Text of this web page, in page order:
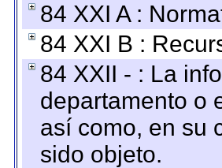
84 XXI A :
84 XXI B :
84 XXII - : La
departamento o
así como, en su
sido objeto.